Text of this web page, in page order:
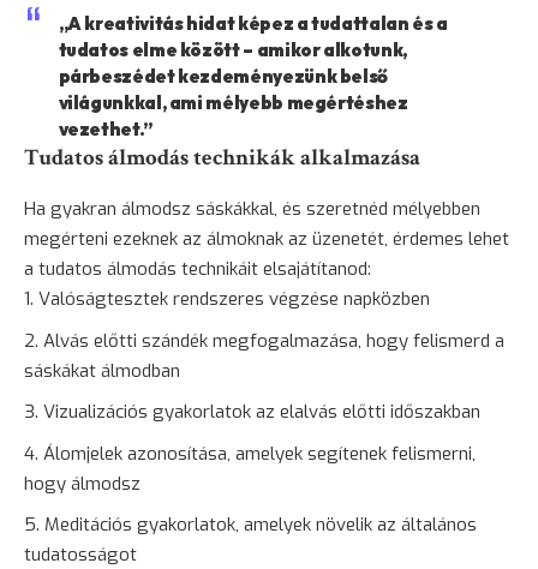
„A kreativitás hidat képez a tudattalan és a
tudatos elme között – amikor alkotunk,
párbeszédet kezdeményezünk belső
világunkkal, ami mélyebb megértéshez
vezethet.”
Tudatos álmodás technikák alkalmazása
Ha gyakran álmodsz sáskákkal, és szeretnéd mélyebben
megérteni ezeknek az álmoknak az üzenetét, érdemes lehet
a tudatos álmodás technikáit elsajátítanod:
Valóságtesztek rendszeres végzése napközben
Alvás előtti szándék megfogalmazása, hogy felismerd a
sáskákat álmodban
Vizualizációs gyakorlatok az elalvás előtti időszakban
Álomjelek azonosítása, amelyek segítenek felismerni,
hogy álmodsz
Meditációs gyakorlatok, amelyek növelik az általános
tudatosságot